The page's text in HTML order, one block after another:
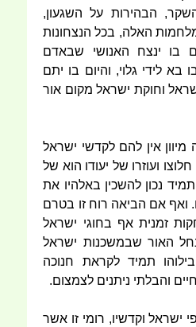
הבהירות על השגעון,
האלה, בכל הנצחונות
בו ינצח האנושי שבאדם
בא לידי גלוי, והיום בו יתם
וחוקת ישראל מקום אור
אין להם לקדשי ישראל
ועוזרו של יעודו הוא של
נכון להשכין באלהיו את
ואף אם הביאה רוח זו בטרם
זמנית אף בחוגי ישראל
האור שבמשכנות ישראל
תמיד לקראת חנוכה
והבלתי ניתנים לצמצום.
וקדשיו, רומי זו אשר